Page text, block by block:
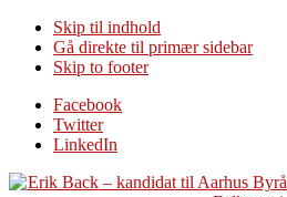
Skip til indhold
Gå direkte til primær sidebar
Skip to footer
Additional
menu
Facebook
Twitter
LinkedIn